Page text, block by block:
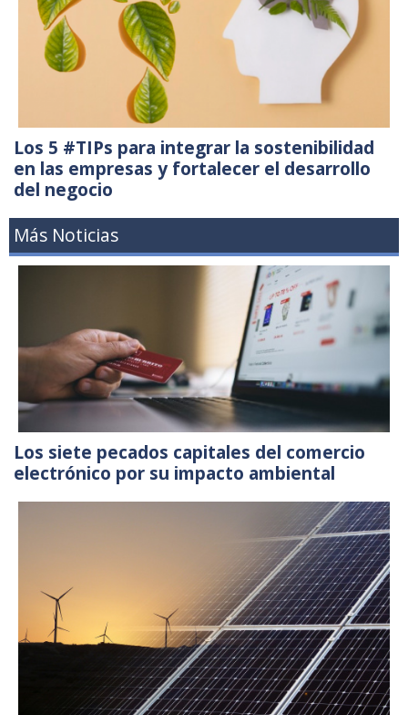
Los 5 #TIPs para integrar la sostenibilidad
en las empresas y fortalecer el desarrollo
del negocio
Más Noticias
Los siete pecados capitales del comercio
electrónico por su impacto ambiental